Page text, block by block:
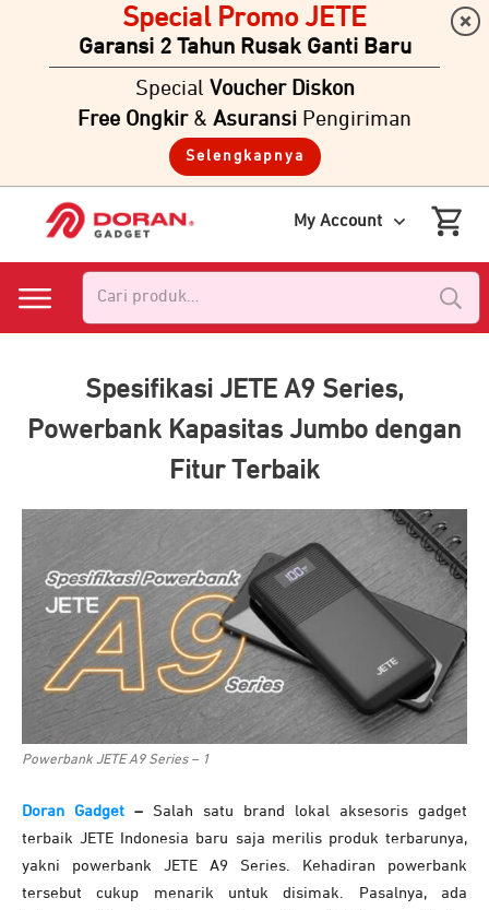
My Account
Spesifikasi JETE A9 Series,
Powerbank Kapasitas Jumbo dengan
Fitur Terbaik
Powerbank JETE A9 Series – 1
Doran Gadget – Salah satu brand lokal aksesoris gadget
terbaik JETE Indonesia baru saja merilis produk terbarunya,
yakni powerbank JETE A9 Series. Kehadiran powerbank
tersebut cukup menarik untuk disimak. Pasalnya, ada
Special Promo JETE
Garansi 2 Tahun Rusak Ganti Baru
Special Voucher Diskon
Free Ongkir & Asuransi Pengiriman
Selengkapnya